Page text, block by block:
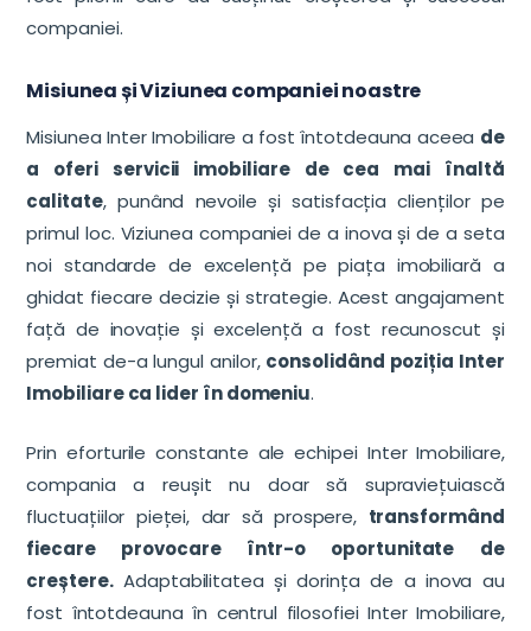
companiei.
Misiunea și Viziunea companiei noastre
Misiunea Inter Imobiliare a fost întotdeauna aceea de
a oferi servicii imobiliare de cea mai înaltă
calitate, punând nevoile și satisfacția clienților pe
primul loc. Viziunea companiei de a inova și de a seta
noi standarde de excelență pe piața imobiliară a
ghidat fiecare decizie și strategie. Acest angajament
față de inovație și excelență a fost recunoscut și
premiat de-a lungul anilor, consolidând poziția Inter
Imobiliare ca lider în domeniu.
Prin eforturile constante ale echipei Inter Imobiliare,
compania a reușit nu doar să supraviețuiască
fluctuațiilor pieței, dar să prospere, transformând
fiecare provocare într-o oportunitate de
creștere.Adaptabilitatea și dorința de a inova au
fost întotdeauna în centrul filosofiei Inter Imobiliare,